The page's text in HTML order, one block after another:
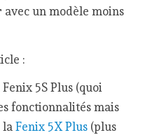
un modèle moins
:
Fenix 5S Plus (quoi
fonctionnalités mais
la Fenix 5X Plus(plus